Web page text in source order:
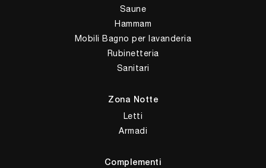
Saune
Hammam
Mobili Bagno per lavanderia
Rubinetteria
Sanitari
Zona Notte
Letti
Armadi
Complementi